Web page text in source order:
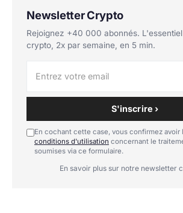
Newsletter Crypto
Rejoignez +40 000 abonnés.
crypto, 2x par semaine, en 5 min.
S'inscrire ›
En cochant cette case, vous confirmez
conditions d'utilisation concernant le
soumises via ce formulaire.
En savoir plus sur notre newsletter